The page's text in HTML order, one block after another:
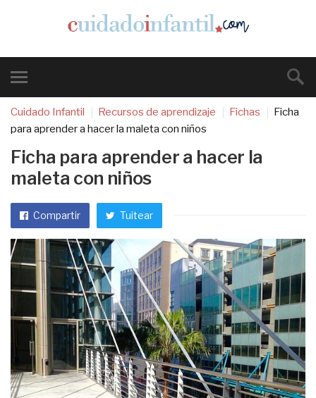
Cuidado Infantil Recursos de aprendizaje Fichas
Ficha
para aprender a hacer la maleta con niños
Ficha para aprender a hacer la
maleta con niños
Compartir Tuitear